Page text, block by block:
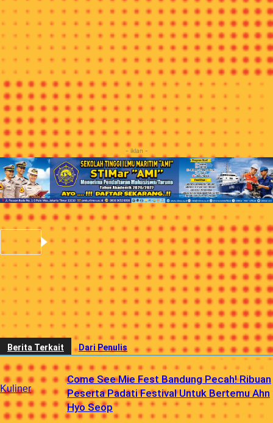
“Membatik itu harus sabar dan telaten. Memang inginnya cepat
selesai, mengingat satu batik proses ngalam bisa memakan
waktu tiga bulan,” ungkapnya
Sedangkan Fadila (47 tahun), seorang perajin yang tidak
berada jauh dari Mutmainah mulai membatik sejak Sekolah
Dasar. “Saya tidak bisa kerja yang lain, hanya bisa membatik.
Dulu saya membatik pakai tungku kayu di rumah setelah
memasak, belum ada kompor seperti ini,” ujarnya sambil
membatik motif tambal dan lancur (ekor ayam). (evi)
- iklan -
Berita Sebelumnya
McDonald’s Indonesia Hadirkan Burger
Hitam Pedas
Jangan Bersihkan Area Kewanitaan dengan
Berita Terkait Dari Penulis
Kuliner
Come See Mie Fest Bandung Pecah! Ribuan
Peserta Padati Festival Untuk Bertemu Ahn
Hyo Seop